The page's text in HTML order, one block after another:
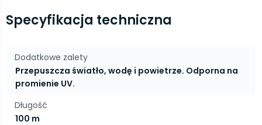
Specyfikacja techniczna
Dodatkowe zalety
Przepuszcza światło, wodę i powietrze. Odporna na
promienie UV.
Długość
100 m